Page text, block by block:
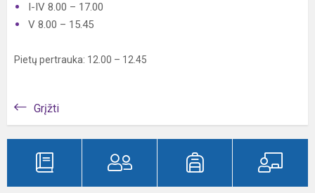
I-IV 8.00 – 17.00
V 8.00 – 15.45
Pietų pertrauka: 12.00 – 12.45
Grįžti